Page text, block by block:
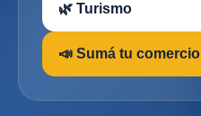
🌿 Turismo
📣 Sumá tu comercio